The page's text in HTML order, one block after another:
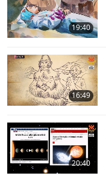
19:40
16:49
20:40